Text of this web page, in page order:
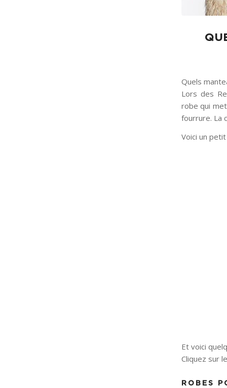
Quels
Lors des
robe qui
fourrure. La
Voici un
Et voici
Cliquez sur
ROBES